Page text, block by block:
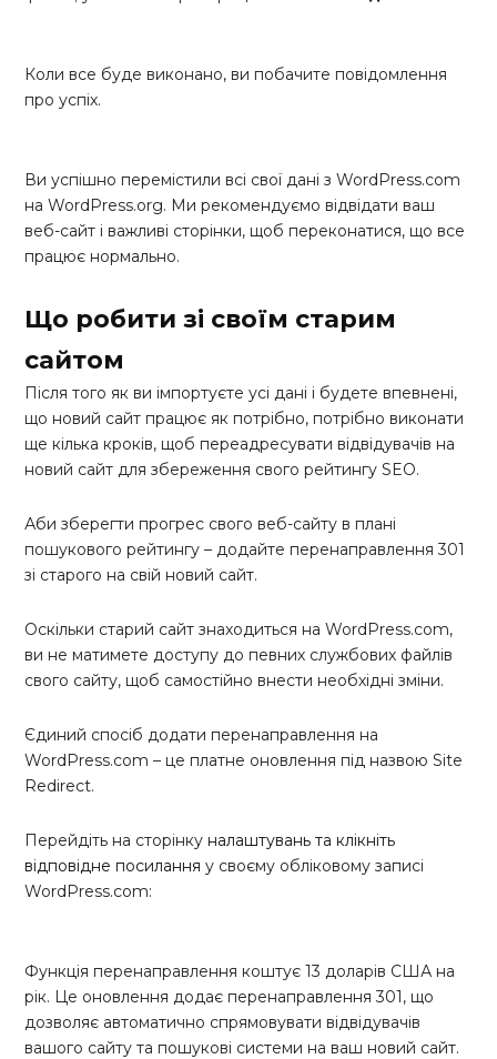
Коли все буде виконано, ви побачите повідомлення
про успіх.
Ви успішно перемістили всі свої дані з WordPress.com
на WordPress.org. Ми рекомендуємо відвідати ваш
веб-сайт і важливі сторінки, щоб переконатися, що все
працює нормально.
Що робити зі своїм старим
сайтом
Після того як ви імпортуєте усі дані і будете впевнені,
що новий сайт працює як потрібно, потрібно виконати
ще кілька кроків, щоб переадресувати відвідувачів на
новий сайт для збереження свого рейтингу SEO.
Аби зберегти прогрес свого веб-сайту в плані
пошукового рейтингу – додайте перенаправлення 301
зі старого на свій новий сайт.
Оскільки старий сайт знаходиться на WordPress.com,
ви не матимете доступу до певних службових файлів
свого сайту, щоб самостійно внести необхідні зміни.
Єдиний спосіб додати перенаправлення на
WordPress.com – це платне оновлення під назвою Site
Redirect.
Перейдіть на сторінку налаштувань та клікніть
відповідне посилання у своєму обліковому записі
WordPress.com:
Функція перенаправлення коштує 13 доларів США на
рік. Це оновлення додає перенаправлення 301, що
дозволяє автоматично спрямовувати відвідувачів
вашого сайту та пошукові системи на ваш новий сайт.